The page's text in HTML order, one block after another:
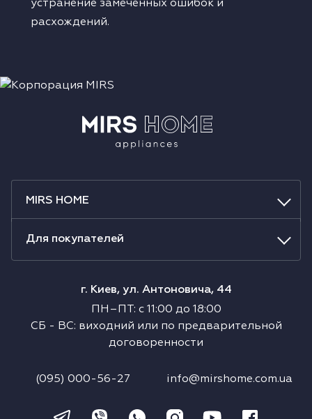
устранение замеченных ошибок и
расхождений.
MIRS HOME
Для покупателей
г. Киев, ул. Антоновича, 44
ПН–ПТ : с11:00 до 18:00
СБ - ВС: виходний или по предварительной
договоренности
info@mirshome.com.ua
(095) 000-56-27